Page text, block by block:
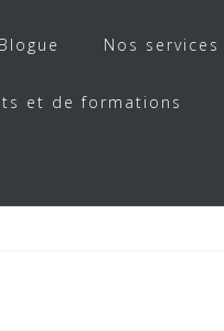
Blogue Nos services
et de formations